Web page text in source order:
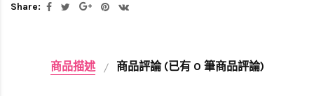
Share:
商品描述 商品評論 (已有 0 筆商品評論)